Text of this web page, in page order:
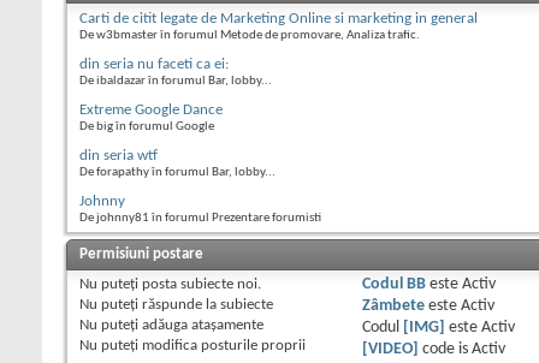
Carti de citit legate de Marketing Online si marketing in general
De w3bmaster în forumul Metode de promovare, Analiza trafic.
din seria nu faceti ca ei:
De ibaldazar în forumul Bar, lobby...
Extreme Google Dance
De big în forumul Google
din seria wtf
De forapathy în forumul Bar, lobby...
Johnny
De johnny81 în forumul Prezentare forumisti
Permisiuni postare
Nu puteţi posta subiecte noi.
Nu puteţi răspunde la subiecte
Nu puteţi adăuga ataşamente
Nu puteţi modifica posturile proprii
Codul BBeste Activ
Zâmbeteeste Activ
Codul
[IMG] este Activ
[VIDEO]
code is Activ